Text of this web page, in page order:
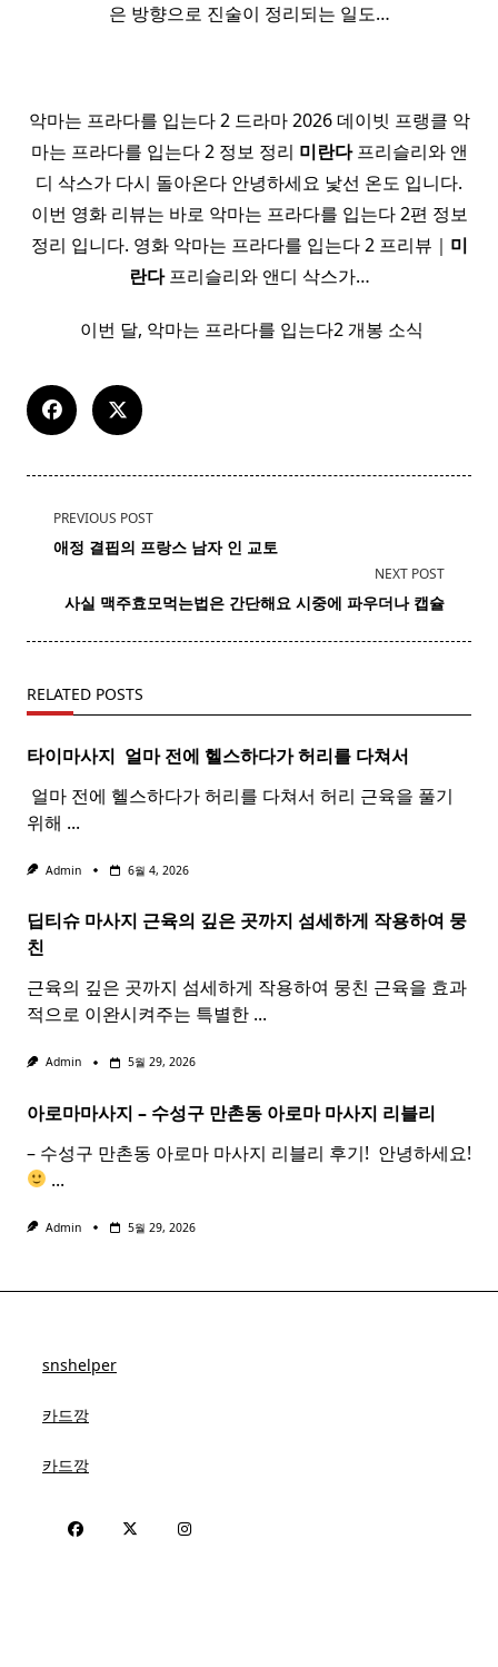
은 방향으로 진술이 정리되는 일도…
악마는 프라다를 입는다 2 드라마 2026 데이빗 프랭클 악
마는 프라다를 입는다 2 정보 정리 미란다프리슬리와 앤
디 삭스가 다시 돌아온다 안녕하세요 낯선 온도 입니다.
이번 영화 리뷰는 바로 악마는 프라다를 입는다 2편 정보
정리 입니다. 영화 악마는 프라다를 입는다 2 프리뷰｜ 미
란다프리슬리와 앤디 삭스가…
​ 이번 달, 악마는 프라다를 입는다2 개봉 소식
<span
class="nav-
screen-
text">Page</span>
PREVIOUS POST
애정 결핍의 프랑스 남자 인 교토
NEXT POST
사실 맥주효모먹는법은 간단해요 시중에 파우더나 캡슐
RELATED POSTS
타이마사지 ​ 얼마 전에 헬스하다가 허리를 다쳐서
​ 얼마 전에 헬스하다가 허리를 다쳐서 허리 근육을 풀기
위해 ...
Admin 6월 4, 2026
딥티슈 마사지 근육의 깊은 곳까지 섬세하게 작용하여 뭉
친
근육의 깊은 곳까지 섬세하게 작용하여 뭉친 근육을 효과
적으로 이완시켜주는 특별한 ...
Admin 5월 29, 2026
아로마마사지 – 수성구 만촌동 아로마 마사지 리블리
– 수성구 만촌동 아로마 마사지 리블리 후기! ​ 안녕하세요!
...
Admin 5월 29, 2026
snshelper
카드깡
카드깡